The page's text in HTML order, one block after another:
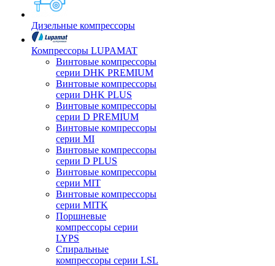
Дизельные компрессоры
Компрессоры LUPAMAT
Винтовые компрессоры
серии DHK PREMIUM
Винтовые компрессоры
серии DHK PLUS
Винтовые компрессоры
серии D PREMIUM
Винтовые компрессоры
серии MI
Винтовые компрессоры
серии D PLUS
Винтовые компрессоры
серии MIT
Винтовые компрессоры
серии MITK
Поршневые
компрессоры серии
LYPS
Спиральные
компрессоры серии LSL